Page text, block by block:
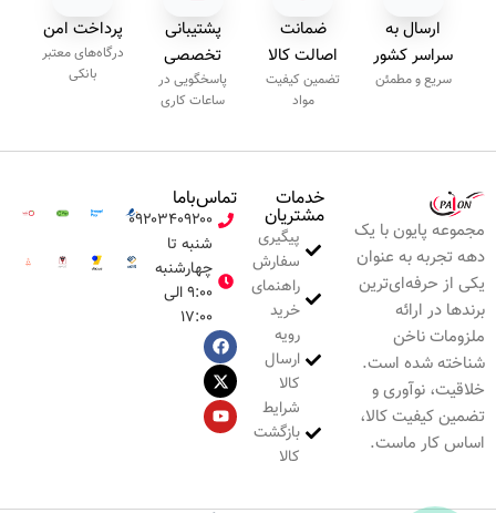
ارسال به
سراسر کشور
سریع و مطمئن
ضمانت
اصالت کالا
تضمین کیفیت
مواد
پشتیبانی
تخصصی
پاسخگویی در
ساعات کاری
پرداخت امن
درگاه‌های معتبر
بانکی
مجموعه پایون با یک
دهه تجربه به عنوان
یکی از حرفه‌ای‌ترین
برندها در ارائه
ملزومات ناخن
شناخته شده است.
خلاقیت، نوآوری و
تضمین کیفیت کالا،
اساس کار ماست.
خدمات
مشتریان
پیگیری
سفارش
راهنمای
خرید
رویه
ارسال
کالا
شرایط
بازگشت
کالا
تماس‌با‌ما
۰۹۲۰۳۴۰۹۲۰۰
شنبه تا
چهارشنبه
۹:۰۰ الی
۱۷:۰۰